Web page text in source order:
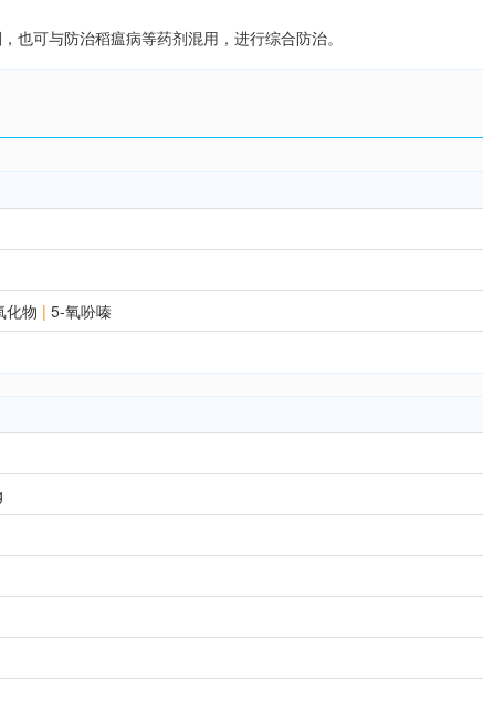
也可与防治稻瘟病等药剂混用，进行综合防治。
化物 | 5-氧吩嗪